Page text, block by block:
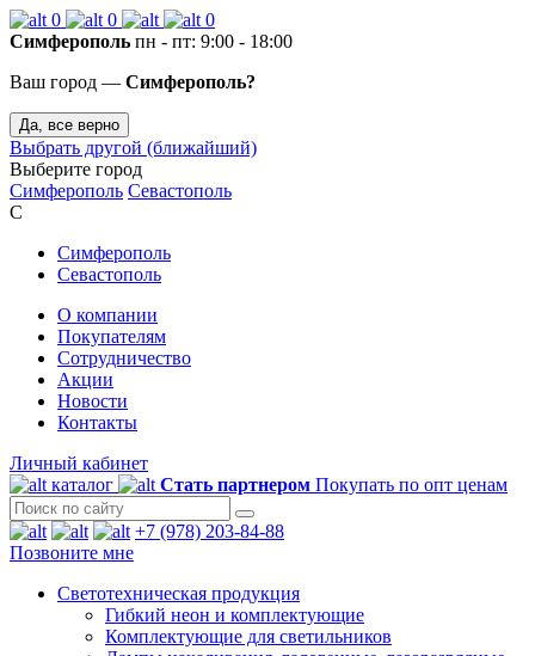
0 0
0
Симферополь пн - пт: 9:00 - 18:00
Ваш город — Симферополь?
Да, все верно
Выбрать другой (ближайший)
Выберите город
Симферополь Севастополь
С
Симферополь
Севастополь
О компании
Покупателям
Сотрудничество
Акции
Новости
Контакты
Личный кабинет
каталог
Стать партнером Покупать по опт ценам
+7 (978) 203-84-88
Позвоните мне
Светотехническая продукция
Гибкий неон и комплектующие
Комплектующие для светильников